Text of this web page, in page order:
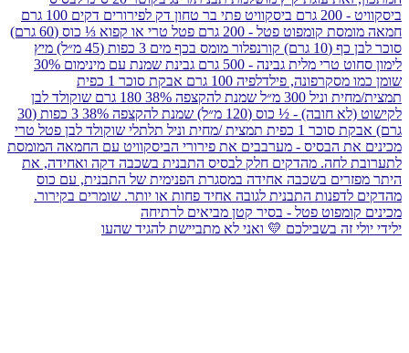
ילידי יולי זה בשבילכם 💛 ואני לא מתביישת להגיד שהעו